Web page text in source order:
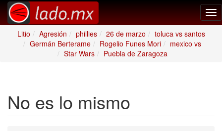
Litio
Agresión phillies 26 de marzo
toluca vs santos
Germán Berterame
Rogelio Funes Mori
mexico vs
Star Wars
Puebla de Zaragoza
No es lo mismo